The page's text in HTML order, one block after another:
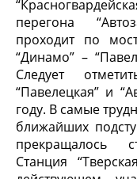
перегона
проходит по
“Динамо” –
Следует
“Павелецкая” и
году. В самые
ближайших
прекращалось
Станция